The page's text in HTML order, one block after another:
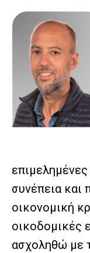
συνέπεια και
οικονομική
οικοδομικές
ασχοληθώ με